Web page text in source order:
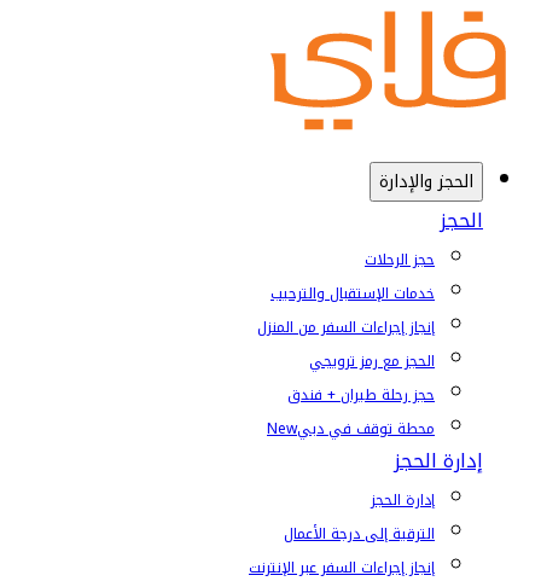
الحجز والإدارة
الحجز
حجز الرحلات
خدمات الإستقبال والترحيب
إنجاز إجراءات السفر من المنزل
الحجز مع رمز ترويجي
حجز رحلة طيران + فندق
محطة توقف في دبيNew
إدارة الحجز
إدارة الحجز
الترقية إلى درجة الأعمال
إنجاز إجراءات السفر عبر الإنترنت